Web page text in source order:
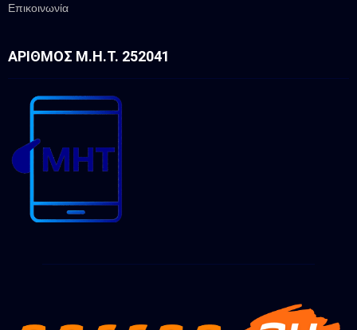
Επικοινωνία
ΑΡΙΘΜΌΣ Μ.Η.Τ. 252041